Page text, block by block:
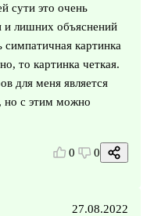
сути это очень
и лишних объяснений
картинка
то картинка четкая.
для меня является
но с этим можно
0 0
27.08.2022